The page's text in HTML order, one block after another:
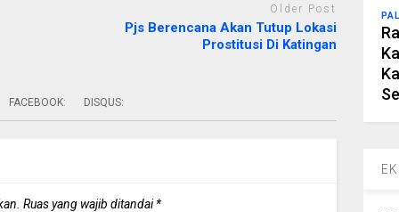
Older Post
Pjs Berencana Akan Tutup Lokasi
Prostitusi Di Katingan
FACEBOOK: DISQUS:
Ruas yang wajib ditandai*